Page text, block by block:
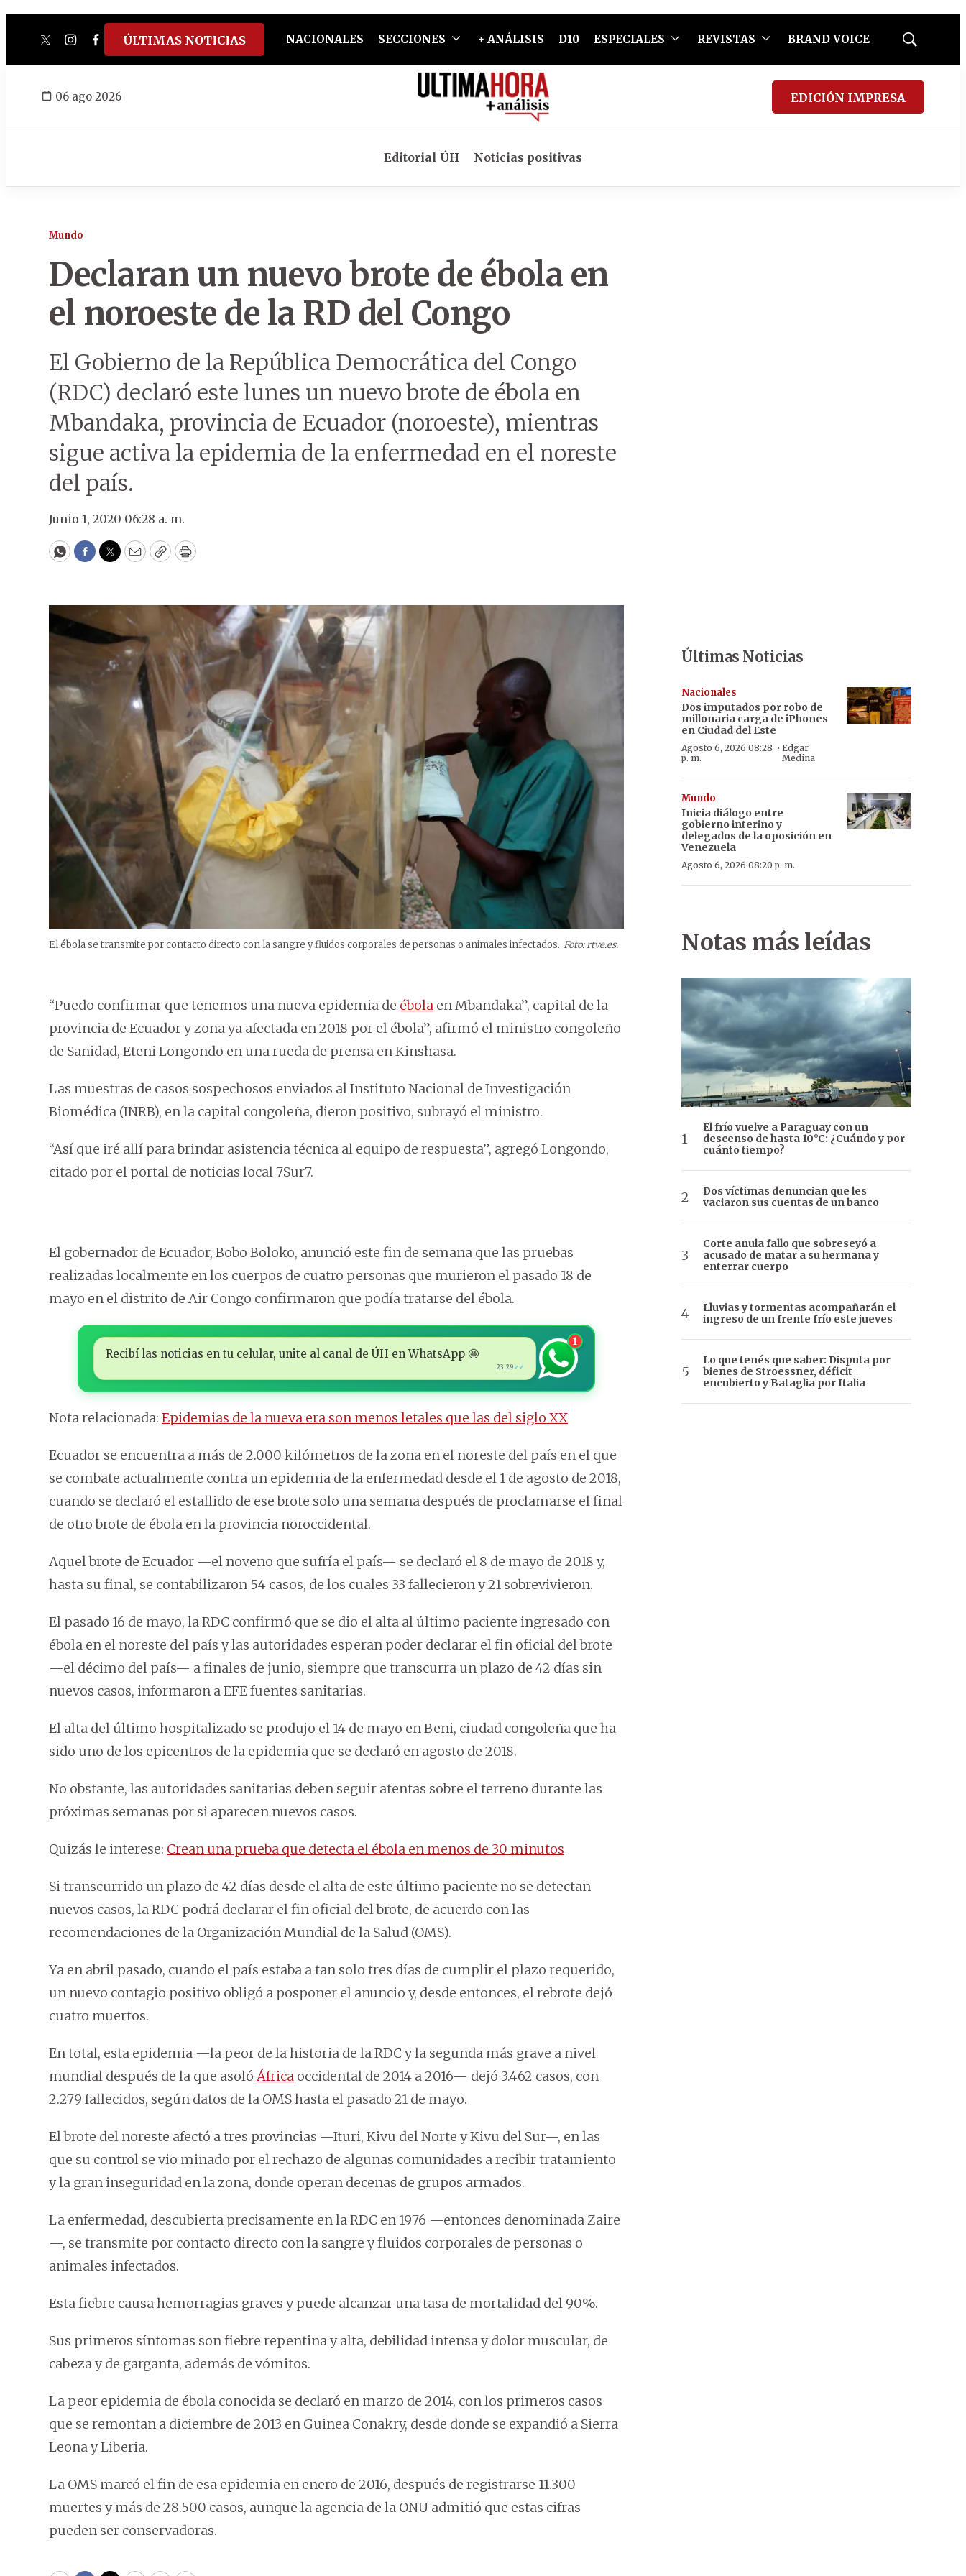
twitterinstagram
facebook
tiktokyoutube
spotify
ÚLTIMAS NOTICIAS NACIONALES SECCIONES + ANÁLISIS D10 ESPECIALES REVISTAS BRAND VOICE
Mostrar
06 ago 2026 EDICIÓN IMPRESA
Editorial ÚH Noticias positivas
Mundo
Declaran un nuevo brote de ébola en
el noroeste de la RD del Congo
El Gobierno de la República Democrática del Congo
(RDC) declaró este lunes un nuevo brote de ébola en
Mbandaka, provincia de Ecuador (noroeste), mientras
sigue activa la epidemia de la enfermedad en el noreste
del país.
Junio 1, 2020 06:28 a. m.
WhatsApp
Facebook
Twitter
EmailCopyPrint
El ébola se transmite por contacto directo con la sangre y fluidos corporales de personas o animales infectados. Foto: rtve.es.
“Puedo confirmar que tenemos una nueva epidemia de ébola en Mbandaka”, capital de la
provincia de Ecuador y zona ya afectada en 2018 por el ébola”, afirmó el ministro congoleño
de Sanidad, Eteni Longondo en una rueda de prensa en Kinshasa.
Las muestras de casos sospechosos enviados al Instituto Nacional de Investigación
Biomédica (INRB), en la capital congoleña, dieron positivo, subrayó el ministro.
“Así que iré allí para brindar asistencia técnica al equipo de respuesta”, agregó Longondo,
citado por el portal de noticias local 7Sur7.
El gobernador de Ecuador, Bobo Boloko, anunció este fin de semana que las pruebas
realizadas localmente en los cuerpos de cuatro personas que murieron el pasado 18 de
mayo en el distrito de Air Congo confirmaron que podía tratarse del ébola.
Recibí las noticias en tu celular, unite al canal de ÚH en WhatsApp 🤩
23:29 ✓✓
1
Nota relacionada: Epidemias de la nueva era son menos letales que las del siglo XX
Ecuador se encuentra a más de 2.000 kilómetros de la zona en el noreste del país en el que
se combate actualmente contra un epidemia de la enfermedad desde el 1 de agosto de 2018,
cuando se declaró el estallido de ese brote solo una semana después de proclamarse el final
de otro brote de ébola en la provincia noroccidental.
Aquel brote de Ecuador —el noveno que sufría el país— se declaró el 8 de mayo de 2018 y,
hasta su final, se contabilizaron 54 casos, de los cuales 33 fallecieron y 21 sobrevivieron.
El pasado 16 de mayo, la RDC confirmó que se dio el alta al último paciente ingresado con
ébola en el noreste del país y las autoridades esperan poder declarar el fin oficial del brote
—el décimo del país— a finales de junio, siempre que transcurra un plazo de 42 días sin
nuevos casos, informaron a EFE fuentes sanitarias.
El alta del último hospitalizado se produjo el 14 de mayo en Beni, ciudad congoleña que ha
sido uno de los epicentros de la epidemia que se declaró en agosto de 2018.
No obstante, las autoridades sanitarias deben seguir atentas sobre el terreno durante las
próximas semanas por si aparecen nuevos casos.
Quizás le interese: Crean una prueba que detecta el ébola en menos de 30 minutos
Si transcurrido un plazo de 42 días desde el alta de este último paciente no se detectan
nuevos casos, la RDC podrá declarar el fin oficial del brote, de acuerdo con las
recomendaciones de la Organización Mundial de la Salud (OMS).
Ya en abril pasado, cuando el país estaba a tan solo tres días de cumplir el plazo requerido,
un nuevo contagio positivo obligó a posponer el anuncio y, desde entonces, el rebrote dejó
cuatro muertos.
En total, esta epidemia —la peor de la historia de la RDC y la segunda más grave a nivel
mundial después de la que asoló África occidental de 2014 a 2016— dejó 3.462 casos, con
2.279 fallecidos, según datos de la OMS hasta el pasado 21 de mayo.
El brote del noreste afectó a tres provincias —Ituri, Kivu del Norte y Kivu del Sur—, en las
que su control se vio minado por el rechazo de algunas comunidades a recibir tratamiento
y la gran inseguridad en la zona, donde operan decenas de grupos armados.
La enfermedad, descubierta precisamente en la RDC en 1976 —entonces denominada Zaire
—, se transmite por contacto directo con la sangre y fluidos corporales de personas o
animales infectados.
Esta fiebre causa hemorragias graves y puede alcanzar una tasa de mortalidad del 90%.
Sus primeros síntomas son fiebre repentina y alta, debilidad intensa y dolor muscular, de
cabeza y de garganta, además de vómitos.
La peor epidemia de ébola conocida se declaró en marzo de 2014, con los primeros casos
que se remontan a diciembre de 2013 en Guinea Conakry, desde donde se expandió a Sierra
Leona y Liberia.
La OMS marcó el fin de esa epidemia en enero de 2016, después de registrarse 11.300
muertes y más de 28.500 casos, aunque la agencia de la ONU admitió que estas cifras
pueden ser conservadoras.
Últimas Noticias
Nacionales
Dos imputados por robo de
millonaria carga de iPhones
en Ciudad del Este
Agosto 6, 2026 08:28
p. m.
· Edgar
Medina
Mundo
Inicia diálogo entre
gobierno interino y
delegados de la oposición en
Venezuela
Agosto 6, 2026 08:20 p. m.
Notas más leídas
El frío vuelve a Paraguay con un
descenso de hasta 10°C: ¿Cuándo y por
cuánto tiempo?
Dos víctimas denuncian que les
vaciaron sus cuentas de un banco
Corte anula fallo que sobreseyó a
acusado de matar a su hermana y
enterrar cuerpo
Lluvias y tormentas acompañarán el
ingreso de un frente frío este jueves
Lo que tenés que saber: Disputa por
bienes de Stroessner, déficit
encubierto y Bataglia por Italia